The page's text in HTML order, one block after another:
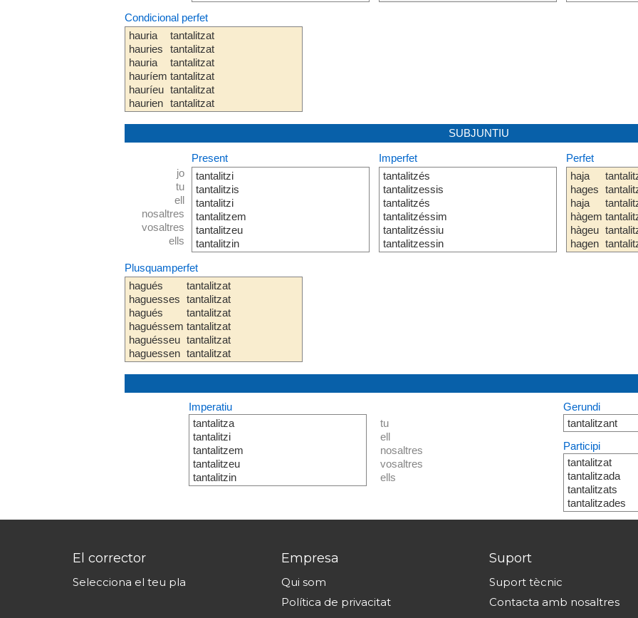
Condicional perfet
hauria
hauries
hauria
hauríem
hauríeu
haurien
tantalitzat
tantalitzat
tantalitzat
tantalitzat
tantalitzat
tantalitzat
SUBJUNTIU
jo
tu
ell
nosaltres
vosaltres
ells
Present
tantalitzi
tantalitzis
tantalitzi
tantalitzem
tantalitzeu
tantalitzin
Imperfet
tantalitzés
tantalitzessis
tantalitzés
tantalitzéssim
tantalitzéssiu
tantalitzessin
Perfet
haja
hages
haja
hàgem
hàgeu
hagen
Plusquamperfet
hagués
haguesses
hagués
haguéssem
haguésseu
haguessen
tantalitzat
tantalitzat
tantalitzat
tantalitzat
tantalitzat
tantalitzat
Imperatiu
tantalitza
tantalitzi
tantalitzem
tantalitzeu
tantalitzin
tu
ell
nosaltres
vosaltres
ells
Gerundi
tantalitzant
Participi
tantalitzat
tantalitzada
tantalitzats
tantalitzades
El corrector
Selecciona el teu pla
Empresa
Qui som
Política de privacitat
Suport
Suport tècnic
Contacta amb nosaltres